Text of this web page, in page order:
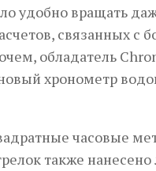
удобно вращать
связанных с
обладатель
хронометр
часовые
также